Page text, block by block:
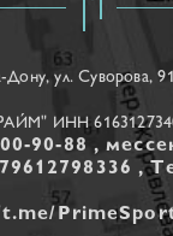
Дону, ул. Cуворова, 91
ИНН
90-88 ,
,